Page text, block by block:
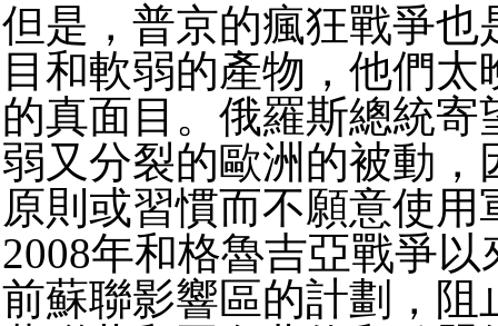
但是，普京的瘋狂戰爭也
目和軟弱的產物，他們太
的真面目。俄羅斯總統寄
弱又分裂的歐洲的被動，
原則或習慣而不願意使用
2008年和格魯吉亞戰爭
前蘇聯影響區的計劃，阻